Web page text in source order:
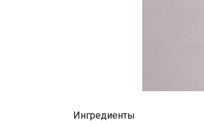
Ингредиенты